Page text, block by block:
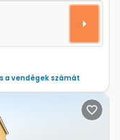
a vendégek számát